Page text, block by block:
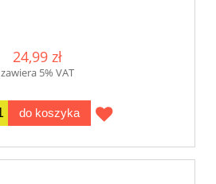
24,99 zł
zawiera 5% VAT
do koszyka